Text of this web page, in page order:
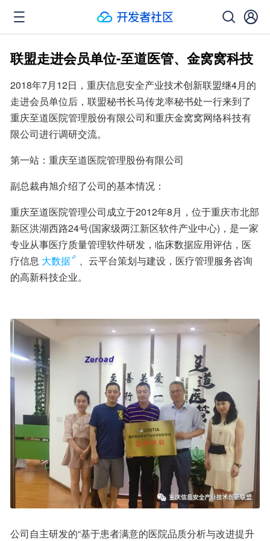
联盟走进会员单位-至道医管、金窝窝科技
2018年7月12日，重庆信息安全产业技术创新联盟继4月的
走进会员单位后，联盟秘书长马传龙率秘书处一行来到了
重庆至道医院管理股份有限公司和重庆金窝窝网络科技有
限公司进行调研交流。
第一站：重庆至道医院管理股份有限公司
副总裁冉旭介绍了公司的基本情况：
重庆至道医院管理公司成立于2012年8月，位于重庆市北部
新区洪湖西路24号(国家级两江新区软件产业中心)，是一家
专业从事医疗质量管理软件研发，临床数据应用评估，医
疗信息 大数据
、云平台策划与建设，医疗管理服务咨询
的高新科技企业。
公司自主研发的“基于患者满意的医院品质分析与改进提升